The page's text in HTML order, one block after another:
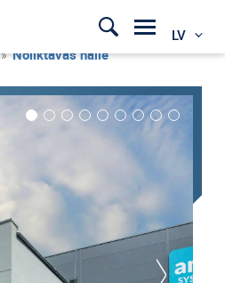
LV
»Noliktavas halle